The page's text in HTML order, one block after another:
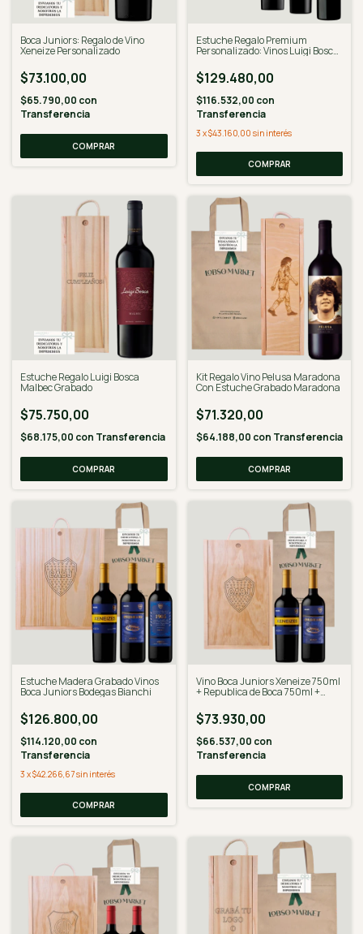
Boca Juniors: Regalo de Vino
Xeneize Personalizado
$73.100,00
$65.790,00 con
Transferencia
COMPRAR
Estuche Regalo Premium
Personalizado: Vinos Luigi Bosca,
$129.480,00
$116.532,00 con
Transferencia
3 x$43.160,00 sin interés
COMPRAR
Estuche Regalo Luigi Bosca
Malbec Grabado
$75.750,00
$68.175,00 con Transferencia
COMPRAR
Kit Regalo Vino Pelusa Maradona
Con Estuche Grabado Maradona
$71.320,00
$64.188,00 con Transferencia
Estuche Madera Grabado Vinos
Boca Juniors Bodegas Bianchi
$126.800,00
$114.120,00 con
Transferencia
3 x$42.266,67sin interés
COMPRAR
Vino Boca Juniors Xeneize 750ml
+ Republica de Boca 750ml +
$73.930,00
$66.537,00 con
Transferencia
COMPRAR